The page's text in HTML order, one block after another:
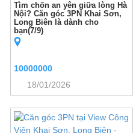
Tìm chốn an yên giữa lòng Hà
Nội? Căn góc 3PN Khai Sơn,
Long Biên là dành cho
bạn(7/9)
10000000
18/01/2026